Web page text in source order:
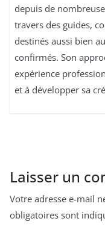
depuis de
travers des guides,
destinés aussi bien
confirmés. Son
expérience
et à développer sa
Laisser un
Votre adresse e-mail
obligatoires sont